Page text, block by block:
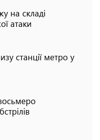
на складі
атаки
станції метро у